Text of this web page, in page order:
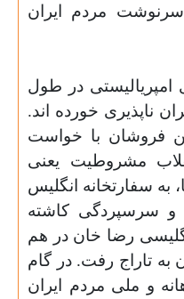
مردم ایران
امپریالیستی در طول
ناپذیری خورده اند.
فروشان با خواست
مشروطیت یعنی
به سفارتخانه انگلیس
و سرسپردگی کاشته
رضا خان در هم
به تاراج رفت. در گام
و ملی مردم ایران